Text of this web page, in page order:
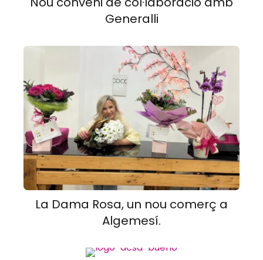
Generalli
La Dama Rosa, un nou comerç a
Algemesí.